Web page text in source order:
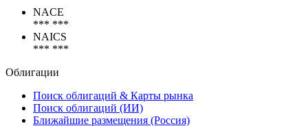
Коды
*** ***
*** ***
Облигации